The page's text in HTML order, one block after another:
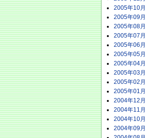
2005年10月
2005年09月
2005年08月
2005年07月
2005年06月
2005年05月
2005年04月
2005年03月
2005年02月
2005年01月
2004年12月
2004年11月
2004年10月
2004年09月